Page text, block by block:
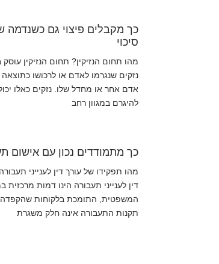
כך מקבלים פיצוי גם כשנדמה
סיכוי
מהו תחום הנזיקין? תחום הנזיקין עוסק
נזקים שנגרמו לאדם או לרכושו
אדם אחר או מחדל שלו. נזקים כאלו
להיגרם במגוון רחב
כך מתמודדים נכון עם אישום
מהו תפקידו של עורך דין לענייני
דין לענייני תעבורה הינו דמות מרכזית
המשפטית, התומכת בלקוחות
תקנות התעבורה אינה חלק משגרת